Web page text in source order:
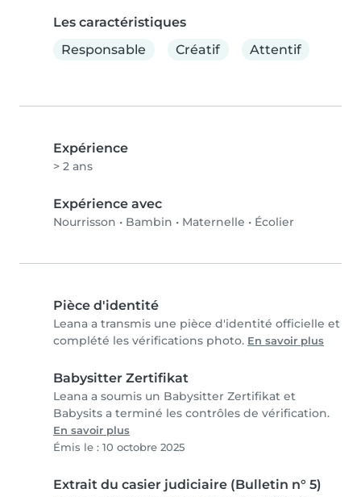
Les caractéristiques
Responsable
Créatif Attentif
Expérience
> 2 ans
Expérience avec
Nourrisson • Bambin • Maternelle • Écolier
Pièce d'identité
Leana a transmis une pièce d'identité officielle et
complété les vérifications photo. En savoir plus
Babysitter Zertifikat
Leana a soumis un Babysitter Zertifikat et
Babysits a terminé les contrôles de vérification.
En savoir plus
Émis le : 10 octobre 2025
Extrait du casier judiciaire (Bulletin n° 5)